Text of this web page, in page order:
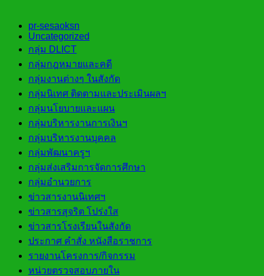
pr-sesaoksn
Uncategorized
กลุ่ม DLICT
กลุ่มกฎหมายและคดี
กลุ่มงานต่างๆ ในสังกัด
กลุ่มนิเทศ ติดตามและประเมินผลฯ
กลุ่มนโยบายและแผน
กลุ่มบริหารงานการเงินฯ
กลุ่มบริหารงานบุคคล
กลุ่มพัฒนาครูฯ
กลุ่มส่งเสริมการจัดการศึกษา
กลุ่มอำนวยการ
ข่าวสารงานนิเทศฯ
ข่าวสารสุจริต โปร่งใส
ข่าวสารโรงเรียนในสังกัด
ประกาศ คำสั่ง หนังสือราชการ
รายงานโครงการ/กิจกรรม
หน่วยตรวจสอบภายใน